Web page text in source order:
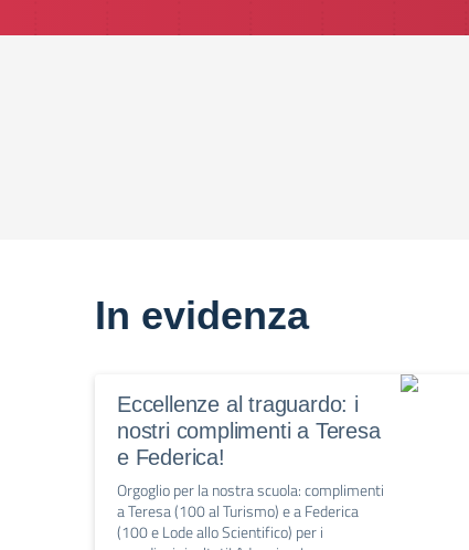
In evidenza
Eccellenze al traguardo: i
nostri complimenti a Teresa
e Federica!
Orgoglio per la nostra scuola: complimenti
a Teresa (100 al Turismo) e a Federica
(100 e Lode allo Scientifico) per i